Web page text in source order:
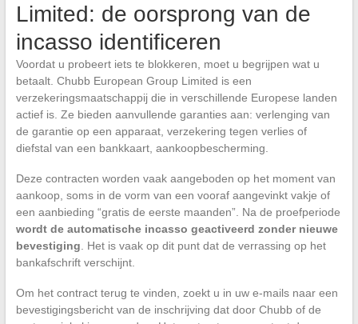
Limited: de oorsprong van de
incasso identificeren
Voordat u probeert iets te blokkeren, moet u begrijpen wat u
betaalt. Chubb European Group Limited is een
verzekeringsmaatschappij die in verschillende Europese landen
actief is. Ze bieden aanvullende garanties aan: verlenging van
de garantie op een apparaat, verzekering tegen verlies of
diefstal van een bankkaart, aankoopbescherming.
Deze contracten worden vaak aangeboden op het moment van
aankoop, soms in de vorm van een vooraf aangevinkt vakje of
een aanbieding “gratis de eerste maanden”. Na de proefperiode
wordt de automatische incasso geactiveerd zonder nieuwe
bevestiging . Het is vaak op dit punt dat de verrassing op het
bankafschrift verschijnt.
Om het contract terug te vinden, zoekt u in uw e-mails naar een
bevestigingsbericht van de inschrijving dat door Chubb of de